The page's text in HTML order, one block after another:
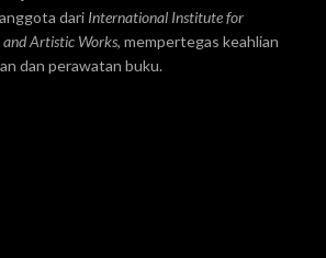
dari International Institute for
Artistic Works, mempertegas keahlian
dan perawatan buku.